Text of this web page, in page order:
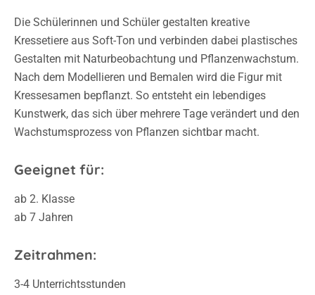
Die Schülerinnen und Schüler gestalten kreative
Kressetiere aus Soft-Ton und verbinden dabei plastisches
Gestalten mit Naturbeobachtung und Pflanzenwachstum.
Nach dem Modellieren und Bemalen wird die Figur mit
Kressesamen bepflanzt. So entsteht ein lebendiges
Kunstwerk, das sich über mehrere Tage verändert und den
Wachstumsprozess von Pflanzen sichtbar macht.
Geeignet für:
ab 2. Klasse
ab 7 Jahren
Zeitrahmen:
3-4 Unterrichtsstunden